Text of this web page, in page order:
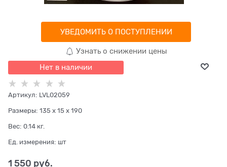
УВЕДОМИТЬ О ПОСТУПЛЕНИИ
Узнать о снижении цены
Нет в наличии
Артикул: LVL02059
Размеры: 135 x 15 x 190
Вес: 0.14 кг.
Ед. измерения: шт
1 550 руб.